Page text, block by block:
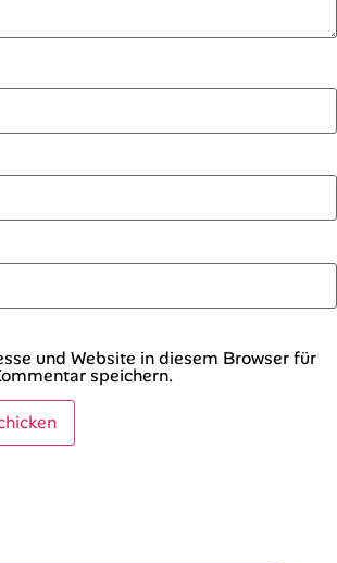
und Website in diesem Browser für
speichern.